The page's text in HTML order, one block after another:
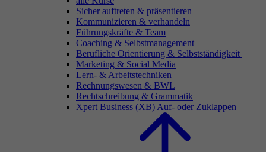
Sicher auftreten & präsentieren
Kommunizieren & verhandeln
Führungskräfte & Team
Coaching & Selbstmanagement
Berufliche Orientierung & Selbstständigkeit
Marketing & Social Media
Lern- & Arbeitstechniken
Rechnungswesen & BWL
Rechtschreibung & Grammatik
Xpert Business (XB) Auf- oder Zuklappen